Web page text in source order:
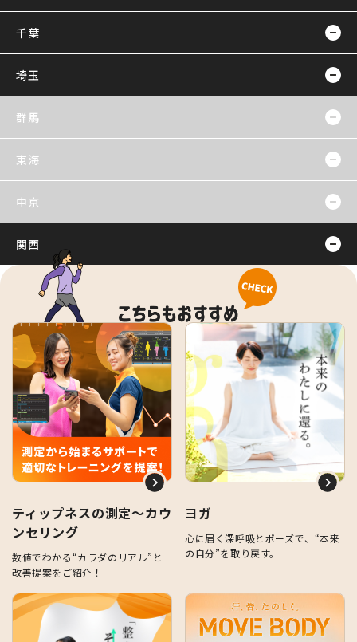
千葉
埼玉
群馬
東海
中京
関西
ティップネスの測定～カウ
ンセリング
数値でわかる“カラダのリアル”と
改善提案をご紹介！
ヨガ
心に届く深呼吸とポーズで、“本来
の自分”を取り戻す。